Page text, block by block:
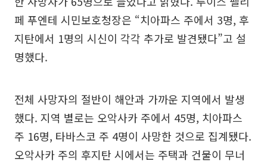
페 푸엔테 시민보호청장은 “치아파스 주에서 3명, 후
지탄에서 1명의 시신이 각각 추가로 발견됐다”고 설
명했다.
전체 사망자의 절반이 해안과 가까운 지역에서 발생
했다. 지역 별로는 오악사카 주에서 45명, 치아파스
주 16명, 타바스코 주 4명이 사망한 것으로 집계됐다.
오악사카 주의 후지탄 시에서는 주택과 건물이 무너